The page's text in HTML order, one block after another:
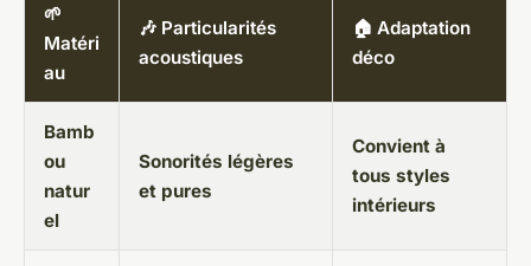
🌱
Matéri
au
🎶 Particularités
acoustiques
🏠 Adaptation
déco
Bamb
ou
natur
el
Sonorités légères
et pures
Convient à
tous styles
intérieurs